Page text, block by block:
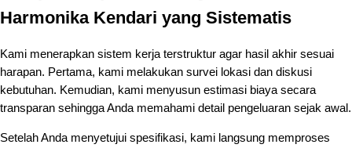
Harmonika Kendari yang Sistematis
Kami menerapkan sistem kerja terstruktur agar hasil akhir sesuai
harapan. Pertama, kami melakukan survei lokasi dan diskusi
kebutuhan. Kemudian, kami menyusun estimasi biaya secara
transparan sehingga Anda memahami detail pengeluaran sejak awal.
Setelah Anda menyetujui spesifikasi, kami langsung memproses